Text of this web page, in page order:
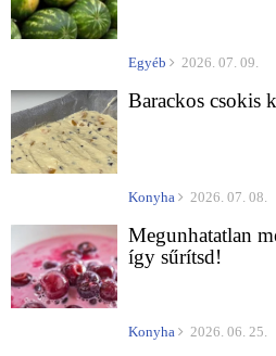
Egyéb 2026. 07. 09.
Barackos csokis
Konyha 2026. 07. 08.
Megunhatatlan
így sűrítsd!
Konyha 2026. 06. 25.